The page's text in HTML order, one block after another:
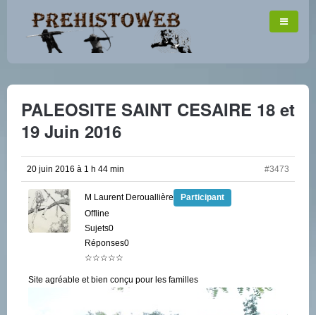
PALEOSITE SAINT CESAIRE 18 et
19 Juin 2016
20 juin 2016 à 1 h 44 min #3473
M Laurent Derouallière
Participant
Offline
Sujets0
Réponses0
☆☆☆☆☆
Site agréable et bien conçu pour les familles